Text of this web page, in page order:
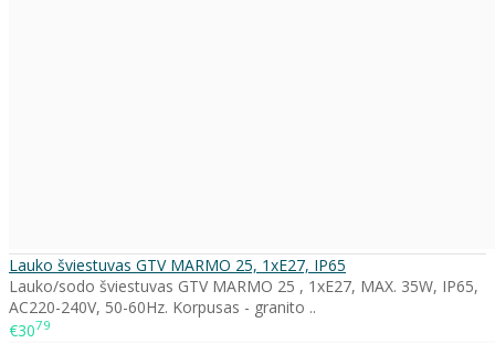
Lauko šviestuvas GTV MARMO 25, 1xE27, IP65
Lauko/sodo šviestuvas GTV MARMO 25 , 1xE27, MAX. 35W, IP65,
AC220-240V, 50-60Hz. Korpusas - granito ..
€3079